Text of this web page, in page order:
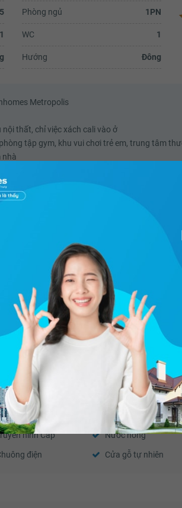
Phòng ngủ 1PN
WC 1
Hướng Đông
Metropolis
thất, chỉ việc xách cali vào ở
tập gym, khu vui chơi trẻ em, trung tâm
nhà
căn hộ chung cư)
Tòa
xem)
Vinhomes Metropolis
07/2026)
Vinhomes Metropolis Tây
hòa Thiết bị báo cháy
hình Cáp Nước nóng
điện Cửa gỗ tự nhiên
Nói chung là view ban...
hồ